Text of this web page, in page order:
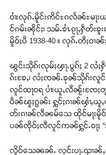
ဝၢႆးလုၵ်ႉမိူင်းဢိင်ႊၵလႅၼ်ႊမႃး
င်ၵမ်းၼိုင်ႈ၊ သမ်ႉၶၢႆႉၵႂႃႇႁဵတ်းၶူ
မိူဝ်ႈပီ 1938-40 ။ လုၵ်ႉတီႈဝၢၼ်ႈ
ၽွင်းသိုၵ်းလုမ်ႈၾႃႉပွၵ်ႈ 2 လႆ
ၵ်းၶႄႇ၊ လႆႈၸၼ်ႉၶုၼ်သိုၵ်းလူ
လူင်ထႃဝရ ပၢႆးယူႇလီၼႂ်းၸႄႈတွ
ပဵၼ်ၽူႈၵွၼ်း ႁွင်ႈၵၢၼ်ၾၢႆႇယူႇလီ
တ်းၵၢၼ်လီၼမ်သေ ထိုင်မႃးမိူဝ်
ပၼ်ၸိုဝ်ႈလီလူင်ဢၼ်ႁွင်ႉဝႃႈ “သီႇ
လိူဝ်သေၼၼ်ႉ လုင်းပႃႉၺၢၼ်ႇ